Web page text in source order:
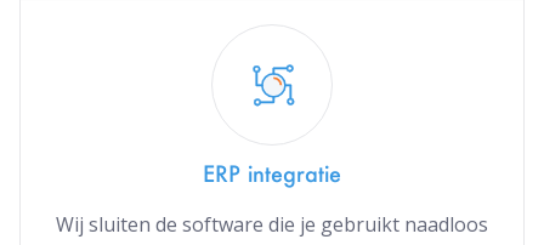
ERP integratie
Wij sluiten de software die je gebruikt naadloos